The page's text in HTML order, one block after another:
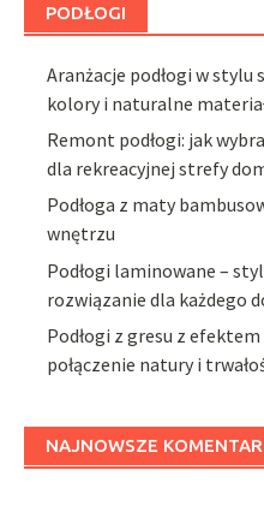
PODŁOGI
Aranżacje podłogi w stylu
kolory i naturalne
Remont podłogi: jak
dla rekreacyjnej strefy
Podłoga z maty
wnętrzu
Podłogi laminowane –
rozwiązanie dla każdego
Podłogi z gresu z
połączenie natury i
NAJNOWSZE